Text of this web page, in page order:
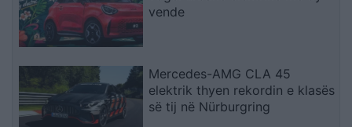
vende
Mercedes-AMG CLA 45
elektrik thyen rekordin e klasës
së tij në Nürburgring